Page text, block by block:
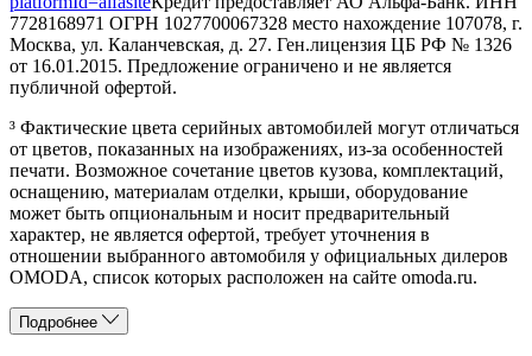
7728168971 ОГРН 1027700067328 место нахождение 107078, г.
Москва, ул. Каланчевская, д. 27. Ген.лицензия ЦБ РФ № 1326
от 16.01.2015. Предложение ограничено и не является
публичной офертой.
³ Фактические цвета серийных автомобилей могут отличаться
от цветов, показанных на изображениях, из-за особенностей
печати. Возможное сочетание цветов кузова, комплектаций,
оснащению, материалам отделки, крыши, оборудование
может быть опциональным и носит предварительный
характер, не является офертой, требует уточнения в
отношении выбранного автомобиля у официальных дилеров
OMODA, список которых расположен на сайте omoda.ru.
Подробнее